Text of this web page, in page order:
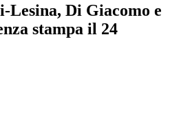
Lesina, Di Giacomo e
stampa il 24